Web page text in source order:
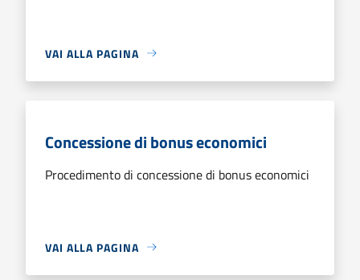
VAI ALLA PAGINA
Concessione di bonus economici
Procedimento di concessione di bonus economici
VAI ALLA PAGINA